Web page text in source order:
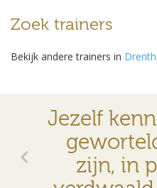
Zoek trainers
Bekijk andere trainers in
Jezelf
zijn, in